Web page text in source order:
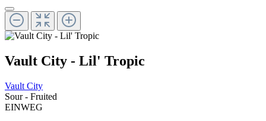
Vault City - Lil' Tropic
Vault City
Sour - Fruited
EINWEG